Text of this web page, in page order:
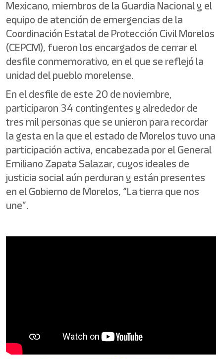
Mexicano, miembros de la Guardia Nacional y el
equipo de atención de emergencias de la
Coordinación Estatal de Protección Civil Morelos
(CEPCM), fueron los encargados de cerrar el
desfile conmemorativo, en el que se reflejó la
unidad del pueblo morelense.
En el desfile de este 20 de noviembre,
participaron 34 contingentes y alrededor de
tres mil personas que se unieron para recordar
la gesta en la que el estado de Morelos tuvo una
participación activa, encabezada por el General
Emiliano Zapata Salazar, cuyos ideales de
justicia social aún perduran y están presentes
en el Gobierno de Morelos, “La tierra que nos
une”.